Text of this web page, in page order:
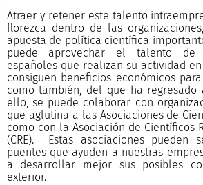
Atraer y retener este talento
florezca dentro de las
apuesta de política científica
puede aprovechar el talento de
españoles que realizan su actividad
consiguen beneficios económicos
como también, del que ha regresado
ello, se puede colaborar con
que aglutina a las Asociaciones de
como con la Asociación de Científicos
(CRE). Estas asociaciones pueden
puentes que ayuden a nuestras
a desarrollar mejor sus posibles
exterior.